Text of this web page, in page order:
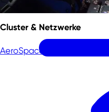
Cluster & Netzwerke
AeroSpace.NRW